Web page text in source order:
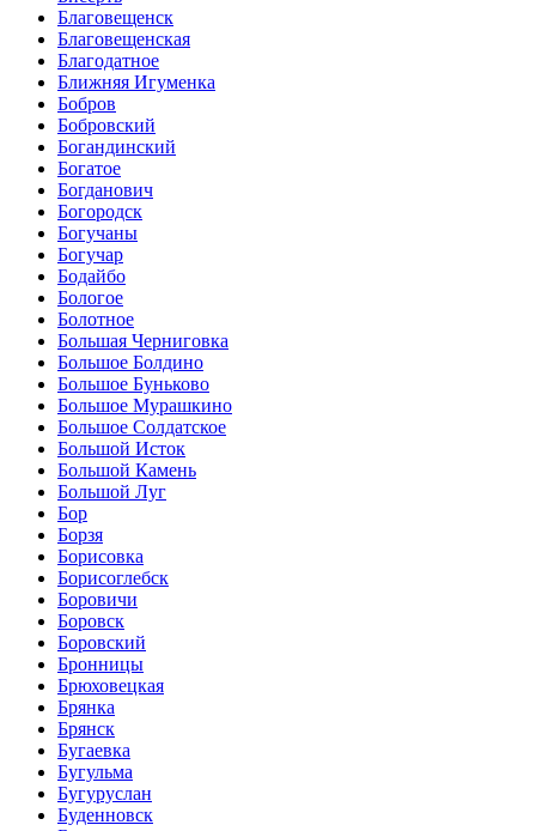
Благовещенск
Благовещенская
Благодатное
Ближняя Игуменка
Бобров
Бобровский
Богандинский
Богатое
Богданович
Богородск
Богучаны
Богучар
Бодайбо
Бологое
Болотное
Большая Черниговка
Большое Болдино
Большое Буньково
Большое Мурашкино
Большое Солдатское
Большой Исток
Большой Камень
Большой Луг
Бор
Борзя
Борисовка
Борисоглебск
Боровичи
Боровск
Боровский
Бронницы
Брюховецкая
Брянка
Брянск
Бугаевка
Бугульма
Бугуруслан
Буденновск